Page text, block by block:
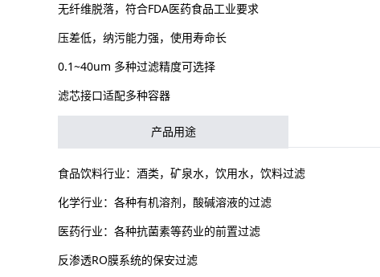
无纤维脱落，符合FDA医药食品工业要求
压差低，纳污能力强，使用寿命长
0.1~40um 多种过滤精度可选择
滤芯接口适配多种容器
产品用途
食品饮料行业：酒类，矿泉水，饮用水，饮料过滤
化学行业：各种有机溶剂，酸碱溶液的过滤
医药行业：各种抗菌素等药业的前置过滤
反渗透RO膜系统的保安过滤